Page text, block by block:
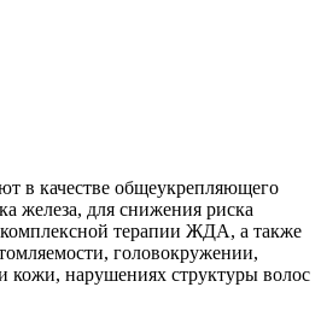
в качестве общеукрепляющего
железа, для снижения риска
терапии ЖДА, а также
головокружении,
кожи, нарушениях структуры волос